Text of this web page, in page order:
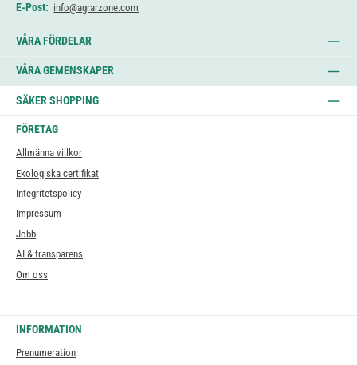
E-Post: info@agrarzone.com
VÅRA FÖRDELAR
VÅRA GEMENSKAPER
SÄKER SHOPPING
FÖRETAG
Allmänna villkor
Ekologiska certifikat
Integritetspolicy
Impressum
Jobb
AI & transparens
Om oss
INFORMATION
Prenumeration